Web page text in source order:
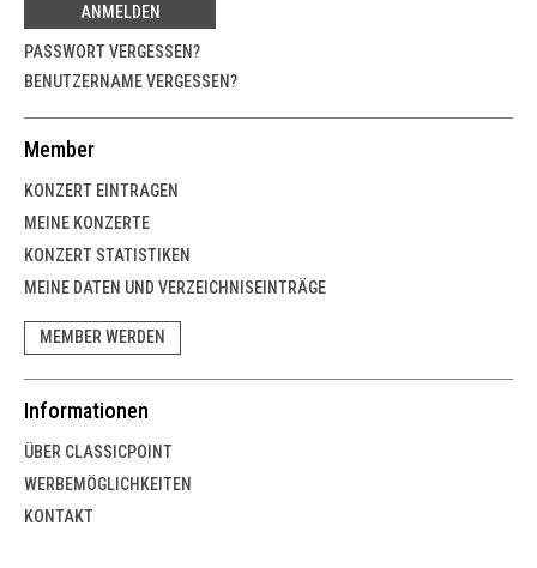
ANMELDEN
PASSWORT VERGESSEN?
BENUTZERNAME VERGESSEN?
Member
KONZERT EINTRAGEN
MEINE KONZERTE
KONZERT STATISTIKEN
MEINE DATEN UND VERZEICHNISEINTRÄGE
MEMBER WERDEN
Informationen
ÜBER CLASSICPOINT
WERBEMÖGLICHKEITEN
KONTAKT